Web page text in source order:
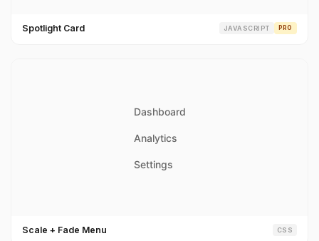
Spotlight Card JAVASCRIPT PRO
Scale + Fade Menu CSS